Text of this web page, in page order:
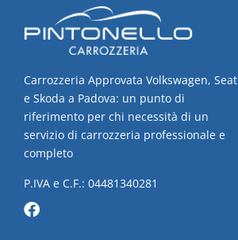
Carrozzeria Approvata Volkswagen, Seat
e Skoda a Padova: un punto di
riferimento per chi necessità di un
servizio di carrozzeria professionale e
completo
P.IVA e C.F.: 04481340281